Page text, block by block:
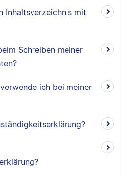
Inhaltsverzeichnis mit
Schreiben meiner
ich bei meiner